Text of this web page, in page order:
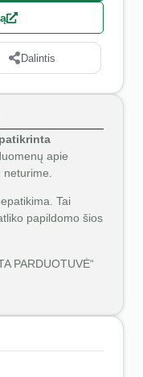
Dalintis
apie
Tai
papildomo šios
PARDUOTUVĖ“